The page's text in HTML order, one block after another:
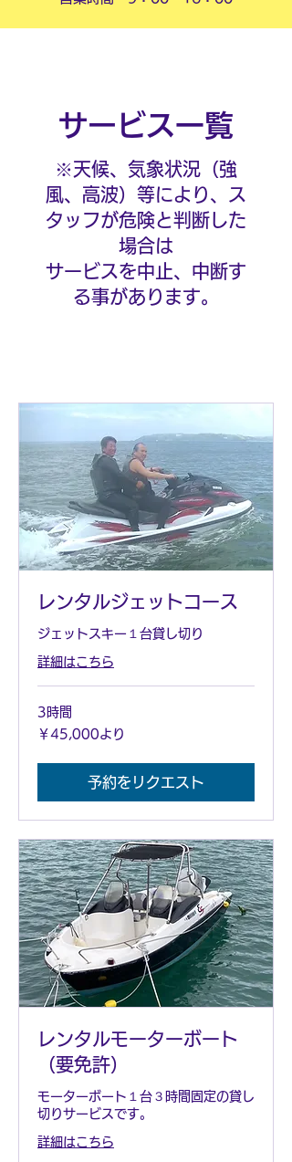
​サービス一覧
※天候、気象状況（強
風、高波）等により、ス
タッフが危険と判断した
場合は
サービスを中止、中断す
る事があります。
レンタルジェットコース
ジェットスキー１台貸し切り
詳細はこちら
3時間
45,000
円
り
￥45,000より
予約をリクエスト
レンタルモーターボート
（要免許）
モーターボート１台３時間固定の貸し
切りサービスです。
詳細はこちら